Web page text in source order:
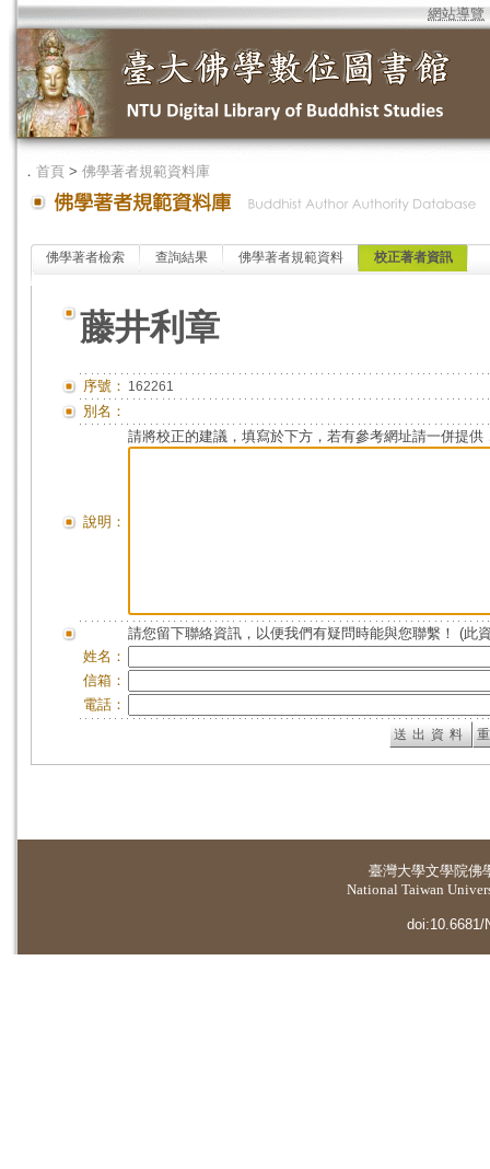
網站導覽
． 首頁 > 佛學著者規範資料庫
佛學著者檢索 查詢結果 佛學著者規範資料 校正著者資訊
藤井利章
序號： 162261
別名：
說明：
請將校正的建議，填寫於下方，若有參考網址請一併提供
請您留下聯絡資訊，以便我們有疑問時能與您聯繫！ (此
姓名：
信箱：
電話：
臺灣大學文學院佛
National Taiwan
doi:10.6681/